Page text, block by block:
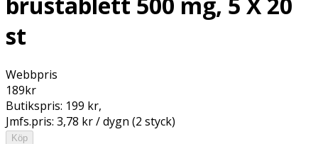
st
Webbpris
189kr
Butikspris: 199 kr,
Jmfs.pris: 3,78 kr / dygn (2 styck)
Köp